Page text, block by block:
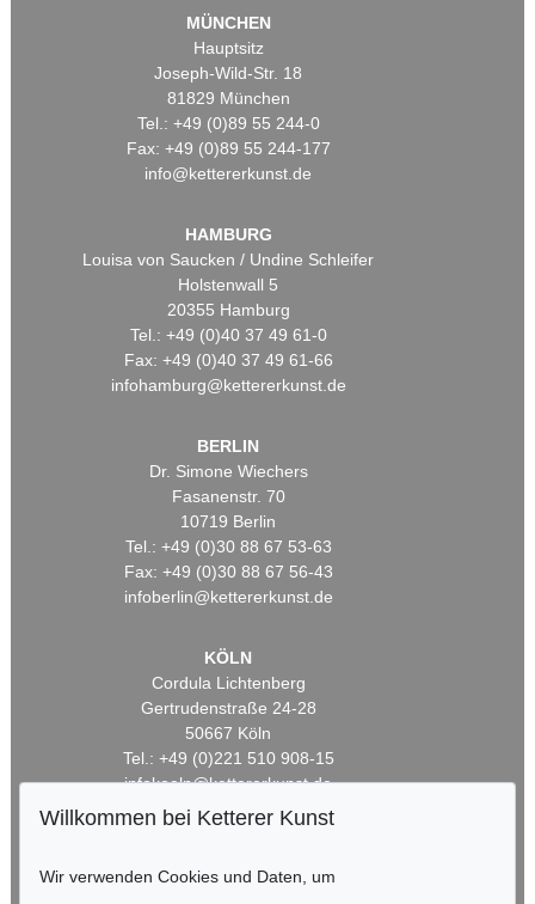
MÜNCHEN
Hauptsitz
Joseph-Wild-Str. 18
81829 München
Tel.: +49 (0)89 55 244-0
Fax: +49 (0)89 55 244-177
info@kettererkunst.de
HAMBURG
Louisa von Saucken / Undine Schleifer
Holstenwall 5
20355 Hamburg
Tel.: +49 (0)40 37 49 61-0
Fax: +49 (0)40 37 49 61-66
infohamburg@kettererkunst.de
BERLIN
Dr. Simone Wiechers
Fasanenstr. 70
10719 Berlin
Tel.: +49 (0)30 88 67 53-63
Fax: +49 (0)30 88 67 56-43
infoberlin@kettererkunst.de
KÖLN
Cordula Lichtenberg
Gertrudenstraße 24-28
50667 Köln
Tel.: +49 (0)221 510 908-15
infokoeln@kettererkunst.de
HESSEN
Willkommen bei Ketterer Kunst
Wir verwenden Cookies und Daten, um